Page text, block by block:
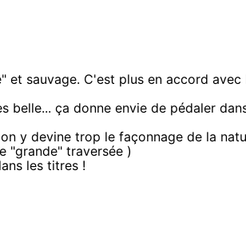
et sauvage. C'est plus en accord avec
belle... ça donne envie de pédaler
y devine trop le façonnage de la
"grande" traversée )
les titres !